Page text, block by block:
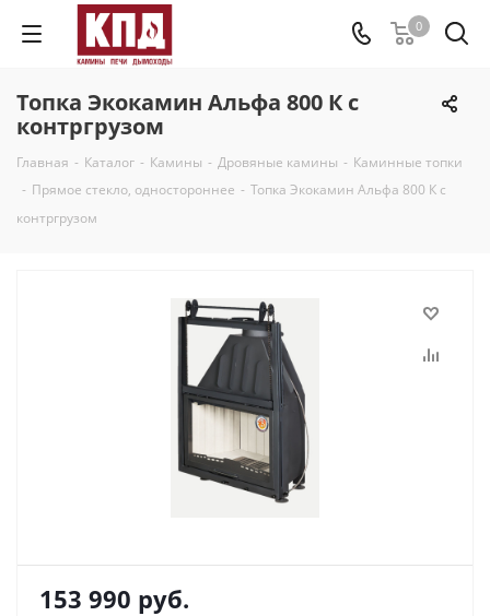
0
Топка Экокамин Альфа 800 К с
контргрузом
Главная - Каталог - Камины - Дровяные камины - Каминные топки
- Прямое стекло, одностороннее - Топка Экокамин Альфа 800 К с
контргрузом
153 990 руб.